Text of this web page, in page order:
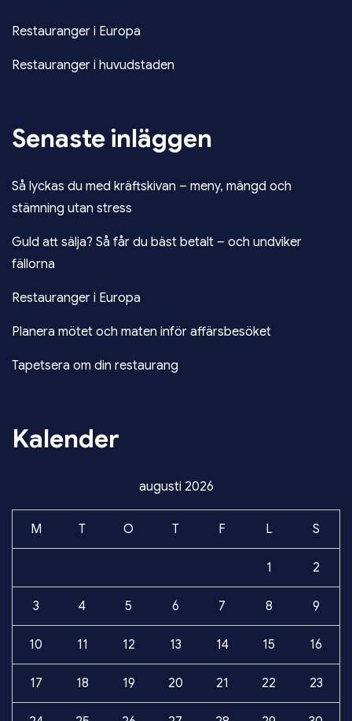
Restauranger i Europa
Restauranger i huvudstaden
Senaste inläggen
Så lyckas du med kräftskivan – meny, mängd och
stämning utan stress
Guld att sälja? Så får du bäst betalt – och undviker
fällorna
Restauranger i Europa
Planera mötet och maten inför affärsbesöket
Tapetsera om din restaurang
Kalender
augusti 2026
M T O T F L S
1 2
3 4 5 6 7 8 9
10 11 12 13 14 15 16
17 18 19 20 21 22 23